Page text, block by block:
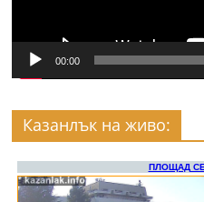
00:00
Казанлък на живо: